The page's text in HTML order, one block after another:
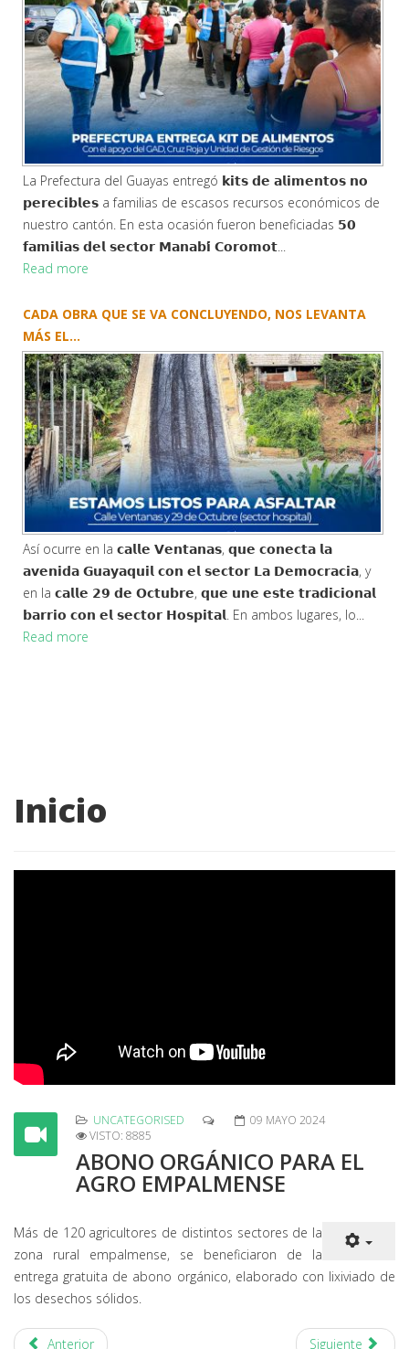
La Prefectura del Guayas entregó 𝗸𝗶𝘁𝘀 𝗱𝗲 𝗮𝗹𝗶𝗺𝗲𝗻𝘁𝗼𝘀 𝗻𝗼
𝗽𝗲𝗿𝗲𝗰𝗶𝗯𝗹𝗲𝘀 a familias de escasos recursos económicos de
nuestro cantón. En esta ocasión fueron beneficiadas 𝟱𝟬
𝗳𝗮𝗺𝗶𝗹𝗶𝗮𝘀 𝗱𝗲𝗹 𝘀𝗲𝗰𝘁𝗼𝗿 𝗠𝗮𝗻𝗮𝗯𝗶́ 𝗖𝗼𝗿𝗼𝗺𝗼𝘁...
Read more
CADA OBRA QUE SE VA CONCLUYENDO, NOS LEVANTA
MÁS EL...
Así ocurre en la 𝗰𝗮𝗹𝗹𝗲 𝗩𝗲𝗻𝘁𝗮𝗻𝗮𝘀, 𝗾𝘂𝗲 𝗰𝗼𝗻𝗲𝗰𝘁𝗮 𝗹𝗮
𝗮𝘃𝗲𝗻𝗶𝗱𝗮 𝗚𝘂𝗮𝘆𝗮𝗾𝘂𝗶𝗹 𝗰𝗼𝗻 𝗲𝗹 𝘀𝗲𝗰𝘁𝗼𝗿 𝗟𝗮 𝗗𝗲𝗺𝗼𝗰𝗿𝗮𝗰𝗶𝗮, y
en la 𝗰𝗮𝗹𝗹𝗲 𝟮𝟵 𝗱𝗲 𝗢𝗰𝘁𝘂𝗯𝗿𝗲, 𝗾𝘂𝗲 𝘂𝗻𝗲 𝗲𝘀𝘁𝗲 𝘁𝗿𝗮𝗱𝗶𝗰𝗶𝗼𝗻𝗮𝗹
𝗯𝗮𝗿𝗿𝗶𝗼 𝗰𝗼𝗻 𝗲𝗹 𝘀𝗲𝗰𝘁𝗼𝗿 𝗛𝗼𝘀𝗽𝗶𝘁𝗮𝗹. En ambos lugares, lo...
Read more
Inicio
UNCATEGORISED
09 MAYO 2024
VISTO: 8885
ABONO ORGÁNICO PARA EL
AGRO EMPALMENSE
Más de 120 agricultores de distintos sectores de la
zona rural empalmense, se beneficiaron de la
entrega gratuita de abono orgánico, elaborado con lixiviado de
los desechos sólidos.
Anterior Siguiente